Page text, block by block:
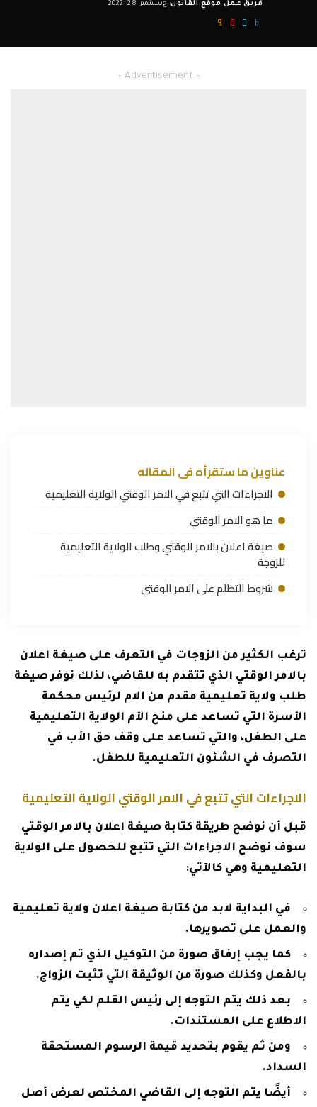
Posted
by
فريق عمل موقع القانون سبتمبر 28, 2022
– Advertisement –
عناوين ما ستقرأه فى المقاله
الاجراءات التي تتبع في الامر الوقتي الولاية التعليمية
ما هو الامر الوقتي
صيغة اعلان بالامر الوقتي وطلب الولاية التعليمية
للزوجة
شروط التظلم على الامر الوقتي
ترغب الكثير من الزوجات في التعرف على صيغة اعلان
بالامر الوقتي الذي تتقدم به للقاضي، لذلك نوفر صيغة
طلب ولاية تعليمية مقدم من الام لرئيس محكمة
الأسرة التي تساعد على منح الأم الولاية التعليمية
على الطفل، والتي تساعد على وقف حق الأب في
التصرف في الشئون التعليمية للطفل.
الاجراءات التي تتبع في الامر الوقتي الولاية التعليمية
قبل أن نوضح طريقة كتابة صيغة اعلان بالامر الوقتي
سوف نوضح الاجراءات التي تتبع للحصول على الولاية
التعليمية وهي كالآتي:
في البداية لابد من كتابة صيغة اعلان ولاية تعليمية
والعمل على تصويرها.
كما يجب إرفاق صورة من التوكيل الذي تم إصداره
بالفعل وكذلك صورة من الوثيقة التي تثبت الزواج.
بعد ذلك يتم التوجه إلى رئيس القلم لكي يتم
الاطلاع على المستندات.
ومن ثم يقوم بتحديد قيمة الرسوم المستحقة
السداد.
أيضًا يتم التوجه إلى القاضي المختص لعرض أصل